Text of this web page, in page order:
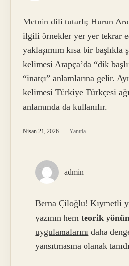
Metnin dili tutarlı; Hurun
ilgili örnekler yer yer tekrar
yaklaşımım kısa bir başlıkla
kelimesi Arapça’da “dik
“inatçı” anlamlarına gelir.
kelimesi Türkiye Türkçesi
anlamında da kullanılır.
Nisan 21, 2026 Yanıtla
admin
Berna Çiloğlu! Kıymetli
yazının hemteorik
uygulamalarını daha
yansıtmasına olanak